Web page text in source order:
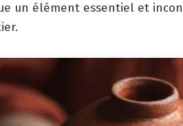
un élément essentiel et